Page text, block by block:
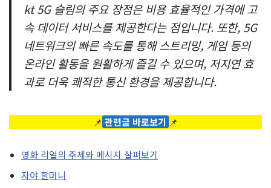
kt 5G 슬림의 주요 장점은 비용 효율적인 가격에 고
속 데이터 서비스를 제공한다는 점입니다. 또한, 5G
네트워크의 빠른 속도를 통해 스트리밍, 게임 등의
온라인 활동을 원활하게 즐길 수 있으며, 저지연 효
과로 더욱 쾌적한 통신 환경을 제공합니다.
📌 관련글 바로보기 📌
영화 리얼의 주제와 메시지 살펴보기
자야 할머니